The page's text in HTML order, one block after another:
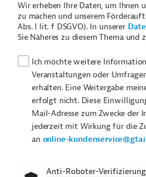
Wir erheben Ihre Daten, um Ihnen
zu machen und unserem
Abs. I lit. f DSGVO). In unserer
Sie Näheres zu diesem Thema und
Ich möchte weitere
Veranstaltungen oder
erhalten. Eine Weitergabe
erfolgt nicht. Diese
Mail-Adresse zum Zwecke der
jederzeit mit Wirkung für die
an online-
Anti-Roboter-Verifizierung